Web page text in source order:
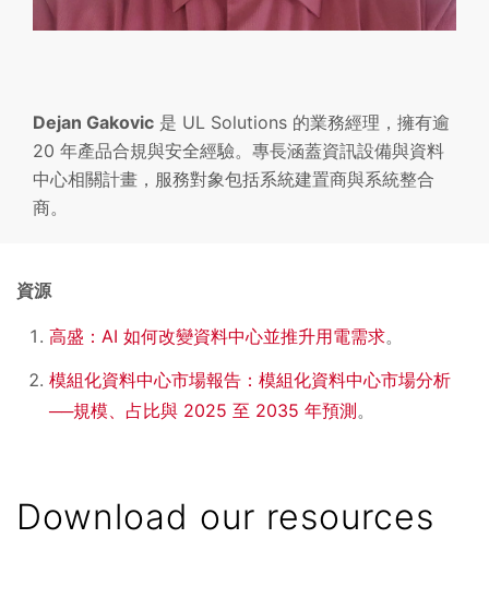
Dejan Gakovic 是 UL Solutions 的業務經理，擁有逾
20 年產品合規與安全經驗。專長涵蓋資訊設備與資料
中心相關計畫，服務對象包括系統建置商與系統整合
商。
資源
高盛：AI 如何改變資料中心並推升用電需求。
模組化資料中心市場報告：模組化資料中心市場分析
──規模、占比與 2025 至 2035 年預測 。
Download our resources